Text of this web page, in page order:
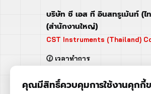
บริษัท ซี เอส ที อินสทรูเม้นท์ (ไ
(สำนักงานใหญ่)
CST Instruments (Thailand)
🕜 เวลาทำการ
เสาร์ | 08:00 - 12:00
คุณมีสิทธิ์ควบคุมการใช้งานคุก